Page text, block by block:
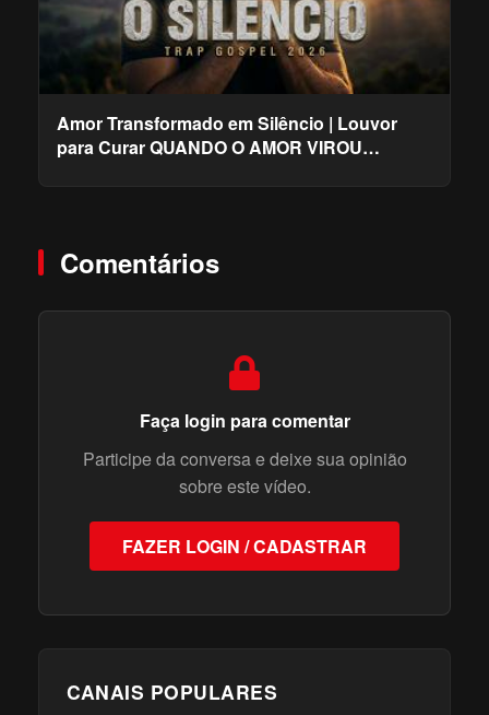
Amor Transformado em Silêncio | Louvor
para Curar QUANDO O AMOR VIROU
Comentários
Faça login para comentar
Participe da conversa e deixe sua opinião
sobre este vídeo.
FAZER LOGIN / CADASTRAR
CANAIS POPULARES